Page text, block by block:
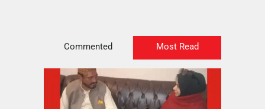
Most Read
Commented